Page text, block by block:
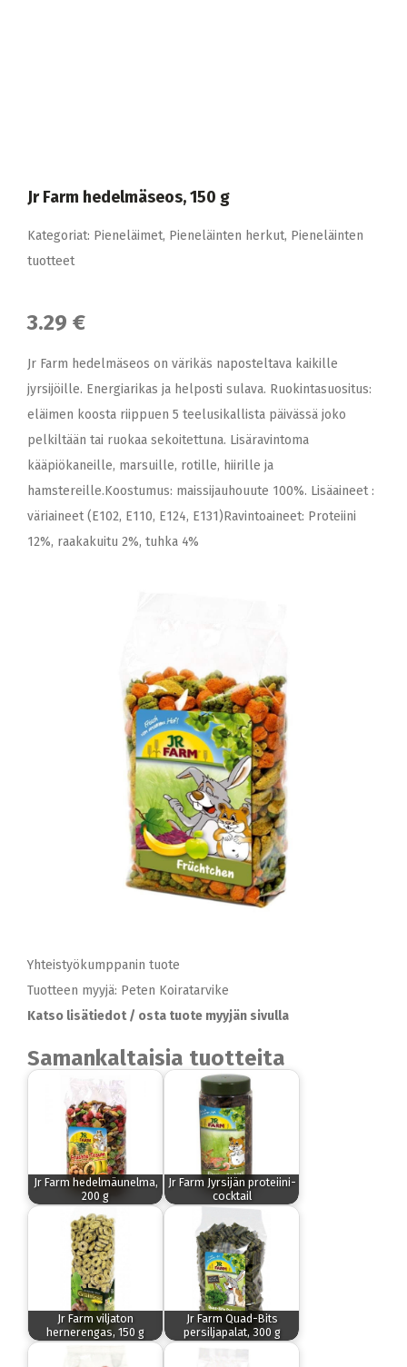
Jr Farm hedelmäseos, 150 g
Kategoriat: Pieneläimet, Pieneläinten herkut, Pieneläinten
tuotteet
3.29 €
Jr Farm hedelmäseos on värikäs naposteltava kaikille
jyrsijöille. Energiarikas ja helposti sulava. Ruokintasuositus:
eläimen koosta riippuen 5 teelusikallista päivässä joko
pelkiltään tai ruokaa sekoitettuna. Lisäravintoma
kääpiökaneille, marsuille, rotille, hiirille ja
hamstereille.Koostumus: maissijauhouute 100%. Lisäaineet :
väriaineet (E102, E110, E124, E131)Ravintoaineet: Proteiini
12%, raakakuitu 2%, tuhka 4%
Yhteistyökumppanin tuote
Tuotteen myyjä: Peten Koiratarvike
Katso lisätiedot / osta tuote myyjän sivulla
Samankaltaisia tuotteita
Jr Farm hedelmäunelma,
200 g
Jr Farm Jyrsijän proteiini-
cocktail
Jr Farm viljaton
hernerengas, 150 g
Jr Farm Quad-Bits
persiljapalat, 300 g